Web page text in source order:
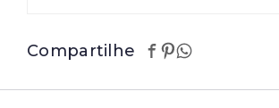
Compartilhe